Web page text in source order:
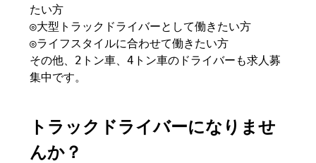
たい方
◎大型トラックドライバーとして働きたい方
◎ライフスタイルに合わせて働きたい方
その他、2トン車、4トン車のドライバーも求人募
集中です。
トラックドライバーになりませ
んか？